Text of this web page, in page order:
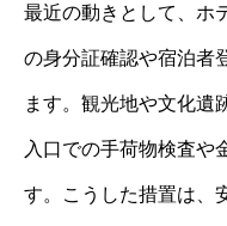
最近の動きとして、ホ
の身分証確認や宿泊者
ます。観光地や文化遺
入口での手荷物検査や
す。こうした措置は、